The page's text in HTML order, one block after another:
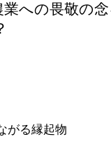
業への畏敬の
がる縁起物